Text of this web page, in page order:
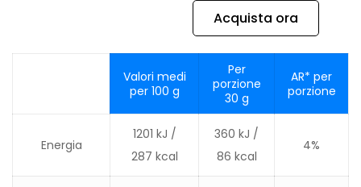
Acquista ora
Valori medi
per 100 g
Per
porzione
30 g
AR* per
porzione
Energia
1201 kJ /
287 kcal
360 kJ /
86 kcal
4%